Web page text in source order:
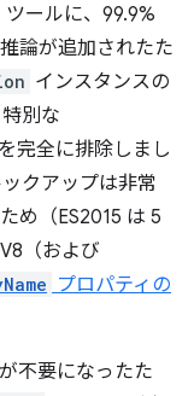
ールに、99.9%
論が追加されたた
インスタンスの
別な
完全に排除しまし
クアップは非常
め（ES2015 は 5
（および
プロパティの
不要になったた